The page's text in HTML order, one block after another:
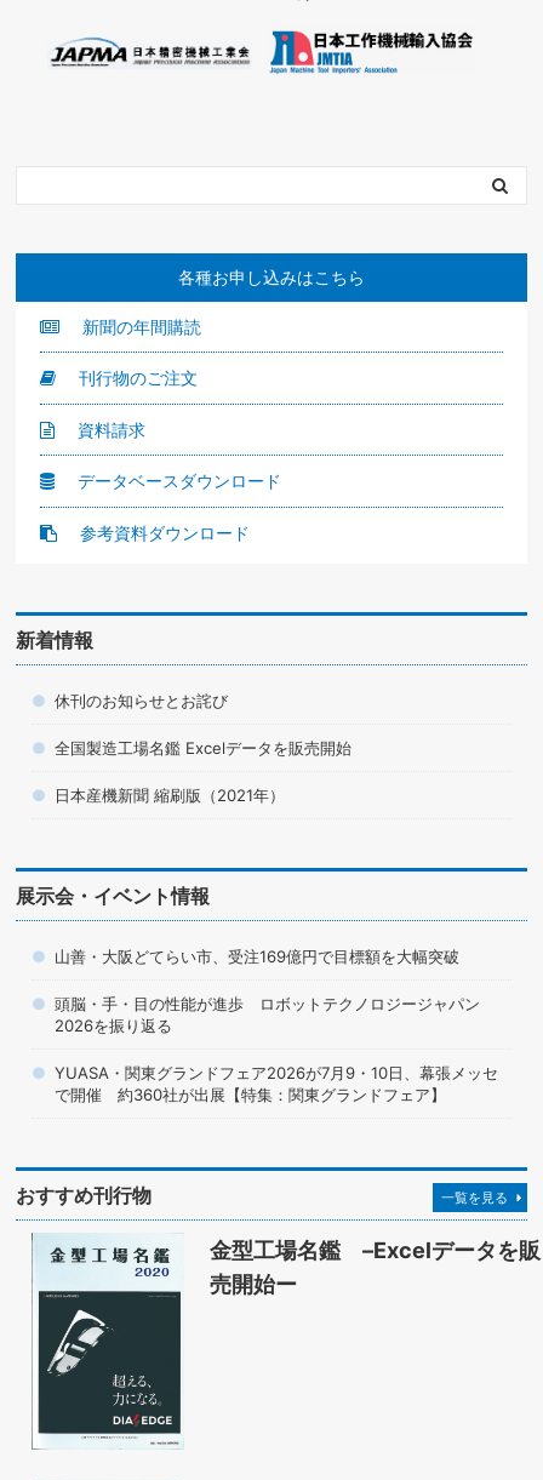
各種お申し込みはこちら
新聞の年間購読
刊行物のご注文
資料請求
データベースダウンロード
参考資料ダウンロード
新着情報
休刊のお知らせとお詫び
全国製造工場名鑑 Excelデータを販売開始
日本産機新聞 縮刷版（2021年）
展示会・イベント情報
山善・大阪どてらい市、受注169億円で目標額を大幅突破
頭脳・手・目の性能が進歩 ロボットテクノロジージャパン
2026を振り返る
YUASA・関東グランドフェア2026が7月9・10日、幕張メッセ
で開催 約360社が出展【特集：関東グランドフェア】
おすすめ刊行物 一覧を見る
金型工場名鑑 –Excelデータを販
売開始ー